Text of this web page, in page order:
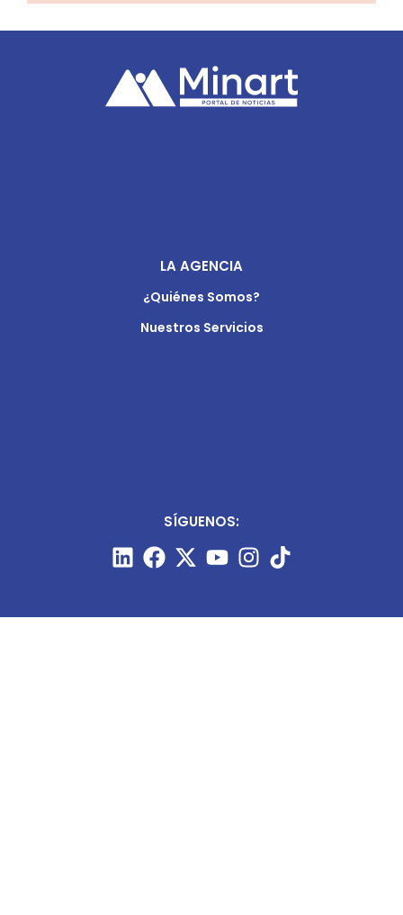
LA AGENCIA
¿Quiénes Somos?
Nuestros Servicios
SÍGUENOS: